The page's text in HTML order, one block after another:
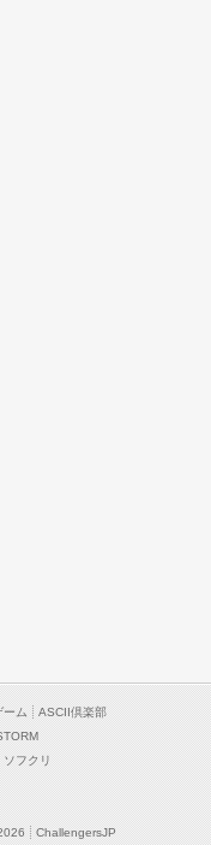
ーム
ASCII倶楽部
ソフクリ
ChallengersJP